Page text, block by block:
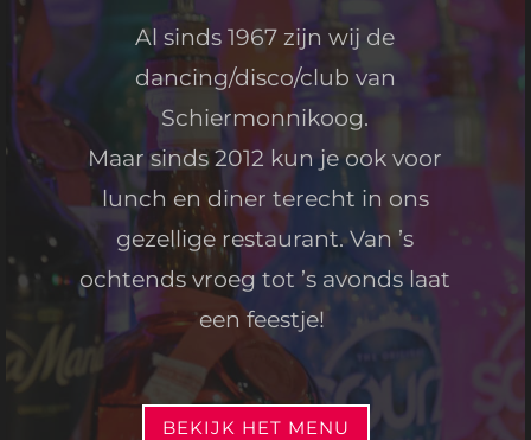
Al sinds 1967 zijn wij de
dancing/disco/club van
Schiermonnikoog.
Maar sinds 2012 kun je ook voor
lunch en diner terecht in ons
gezellige restaurant. Van ’s
ochtends vroeg tot ’s avonds laat
een feestje!
BEKIJK HET MENU